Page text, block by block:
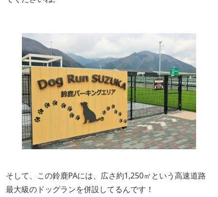
そして、この鈴鹿PAには、広さ約1,250㎡という高速道路
最大級のドッグランを併設してるんです！